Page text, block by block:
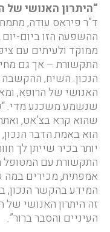
“היתרון האנושי
ד”ר פיראס עודה,
ההשפעה הזו ביום-
ממוקד ולעיתים עם
התקשורת – אך גם
הנכון. השיח,
האנושי של הרופא,
שנשמע משכנע מדי.
שהוא קרא בצ’אט,
הוא באמת הדבר
יותר בכיר שייתן לך
התקשורת עם המטופל
אמפתית, מכירים
המידע בהקשר הנכון,
זה היתרון האנושי
העיניים והסבר ברור”.